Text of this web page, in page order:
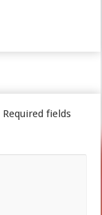
Required fields